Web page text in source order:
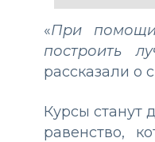
«При
построить
рассказали о
Курсы станут
равенство,